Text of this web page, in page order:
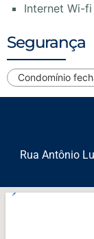
Internet Wi-fi
Segurança
Condomínio
Rua Antônio